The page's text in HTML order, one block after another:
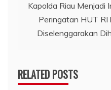
Kapolda Riau Menjadi
Peringatan HUT
Diselenggarakan
RELATED POSTS